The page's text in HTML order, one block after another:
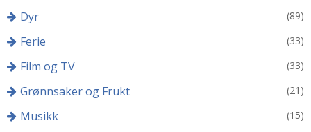
Dyr (89)
Ferie (33)
Film og TV (33)
Grønnsaker og Frukt (21)
Musikk (15)